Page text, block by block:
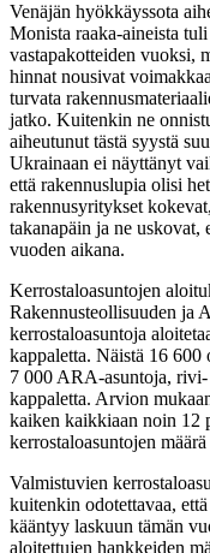
Venäjän hyökkäyssota
Monista raaka-aineista
vastapakotteiden vuoksi,
hinnat nousivat
turvata
jatko. Kuitenkin ne
aiheutunut tästä syystä
Ukrainaan ei näyttänyt
että rakennuslupia olisi
rakennusyritykset
takanapäin ja ne uskovat,
vuoden aikana.
Kerrostaloasuntojen
Rakennusteollisuuden ja
kerrostaloasuntoja
kappaletta. Näistä 16 600
7 000 ARA-asuntoja,
kappaletta. Arvion
kaiken kaikkiaan noin 12
kerrostaloasuntojen
Valmistuvien
kuitenkin odotettavaa,
kääntyy laskuun tämän
aloitettujen hankkeiden